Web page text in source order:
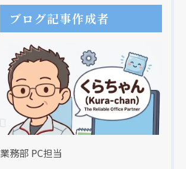
ブログ記事作成者
業務部 PC担当